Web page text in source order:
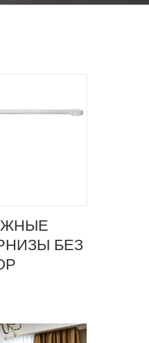
БЕЗ